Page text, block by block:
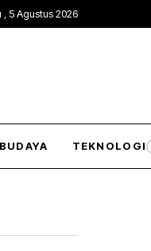
, 5 Agustus 2026
TEKNOLOGI